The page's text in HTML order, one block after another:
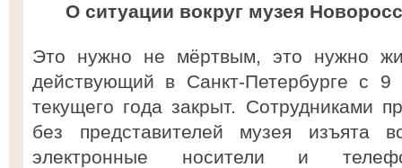
О ситуации вокруг музея
Это нужно не мёртвым, это нужно
действующий в Санкт-Петербурге с
текущего года закрыт. Сотрудниками
без представителей музея изъята
электронные носители и